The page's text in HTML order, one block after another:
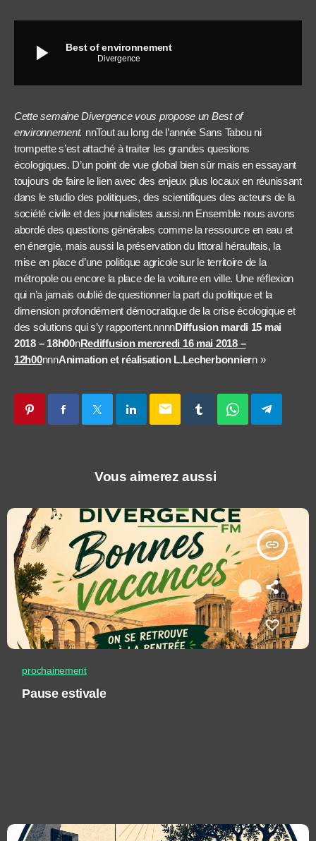
play_arrow Best of environnement
Divergence
Cette semaine Divergence vous propose un Best of
environnement. nnTout au long de l’année Sans Tabou ni
trompette s’est attaché à traiter les grandes questions
écologiques. D’un point de vue global bien sûr mais en essayant
toujours de faire le lien avec des enjeux plus locaux en réunissant
dans le studio des politiques, des scientifiques des acteurs de la
société civile et des journalistes aussi.nn Ensemble nous avons
abordé des questions générales comme la ressource en eau et
en énergie, mais aussi la préservation du littoral héraultais, la
mise en place d’une politique agricole sur le territoire de la
métropole ou encore la place de la voiture en ville. Une réflexion
qui n’a jamais oublié de questionner la part du politique et la
dimension profondément démocratique de la crise écologique et
des solutions qui s’y rapportent.nnnnDiffusion mardi 15 mai
2018 – 18h00nRediffusion mercredi 16 mai 2018 –
12h00nnnAnimation et réalisation L.Lecherbonniern »
email
Vous aimerez aussi
insert_link
prochainement
Pause estivale